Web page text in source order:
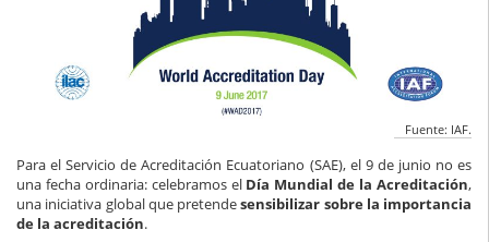
Fuente: IAF.
Para el Servicio de Acreditación Ecuatoriano (SAE), el 9 de junio no es
una fecha ordinaria: celebramos el Día Mundial de la Acreditación,
una iniciativa global que pretendesensibilizar sobre la importancia
de la acreditación.